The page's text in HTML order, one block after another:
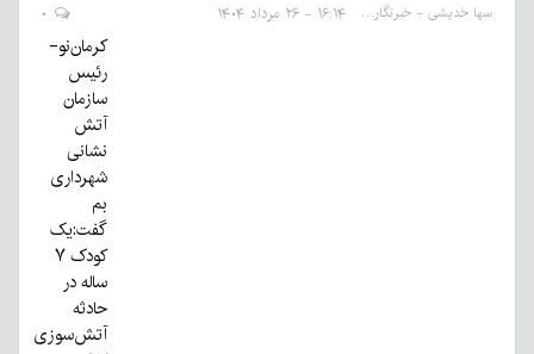
سها خدیشی - خبرنگار ۱۶:۱۴ - ۲۶ مرداد ۱۴۰۴
کرمان‌نو-
رئیس
سازمان
آتش
نشانی
شهرداری
بم
گفت:یک
کودک ۷
ساله در
حادثه
آتش‌سوزی